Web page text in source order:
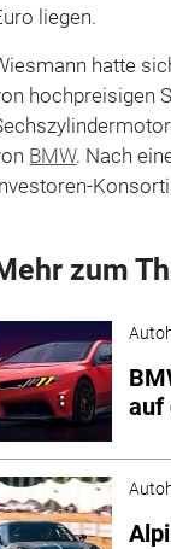
liegen.
hatte
hochpreisigen
BMW. Nach
zum
auf